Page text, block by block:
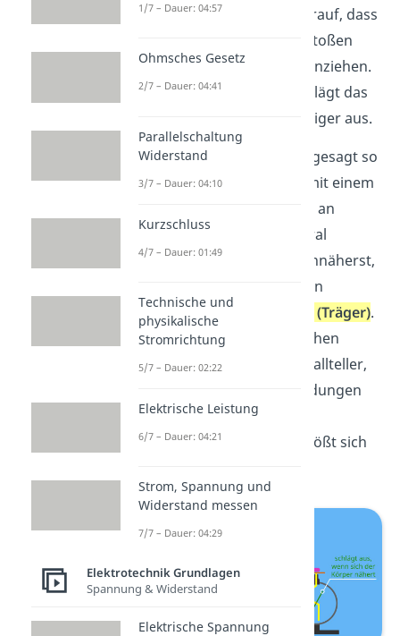
Funktionsweise beruht darauf, dass
sich gleiche Ladungen abstoßen
und ungleiche Ladungen anziehen.
Bei gleichen Ladungen schlägt das
Elektroskop mit seinem Zeiger aus.
Du kannst dir das einfach gesagt so
vorstellen: Wenn du dich mit einem
an
denMetallteller
des neutral
geladenen Elektroskops annäherst,
bewegen sich die Ladungen
innerhalb desMetallstabs (Träger).
Die positiv geladenen Teilchen
bewegen sich auf den Metallteller,
während die negativen Ladungen
auf Träger und Zeiger
zurückbleiben. Dadurch stößt sich
1/7 – Dauer: 04:57
Ohmsches Gesetz
2/7 – Dauer: 04:41
Parallelschaltung
Widerstand
3/7 – Dauer: 04:10
Kurzschluss
4/7 – Dauer: 01:49
Technische und
physikalische
Stromrichtung
5/7 – Dauer: 02:22
Elektrische Leistung
6/7 – Dauer: 04:21
Strom, Spannung und
Widerstand messen
7/7 – Dauer: 04:29
Elektrotechnik Grundlagen
Spannung & Widerstand
Elektrische Spannung